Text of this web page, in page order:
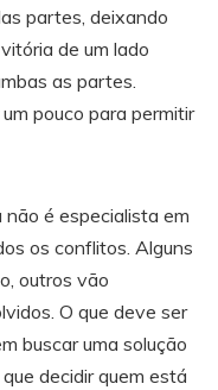
partes, deixando
de um lado
as partes.
pouco para permitir
é especialista em
os conflitos. Alguns
outros vão
O que deve ser
buscar uma solução
decidir quem está